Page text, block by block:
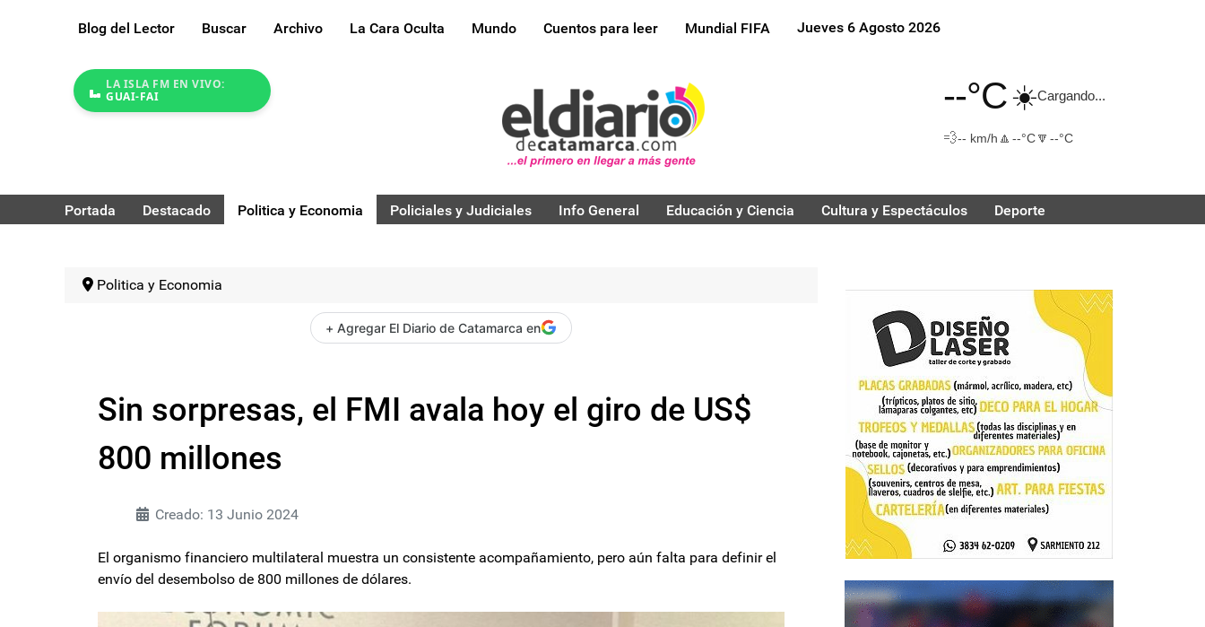
Blog del Lector Buscar Archivo La Cara Oculta Mundo Cuentos para leer Mundial FIFA Jueves 6 Agosto 2026
LA ISLA FM EN VIVO:
GUAI-FAI
--°C☀️Cargando...
💨-- km/h 🔼 --°C🔽 --°C
Portada Destacado Politica y Economia Policiales y Judiciales Info General Educación y Ciencia Cultura y Espectáculos Deporte
Politica y Economia
+ Agregar El Diario de Catamarca en
Sin sorpresas, el FMI avala hoy el giro de US$
800 millones
Creado: 13 Junio 2024
El organismo financiero multilateral muestra un consistente acompañamiento, pero aún falta para definir el
envío del desembolso de 800 millones de dólares.